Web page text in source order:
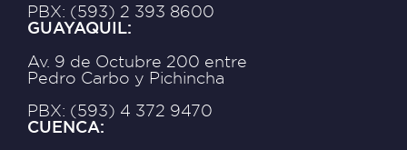
PBX: (593) 2 393 8600
GUAYAQUIL:
Av. 9 de Octubre 200 entre
Pedro Carbo y Pichincha
PBX: (593) 4 372 9470
CUENCA: